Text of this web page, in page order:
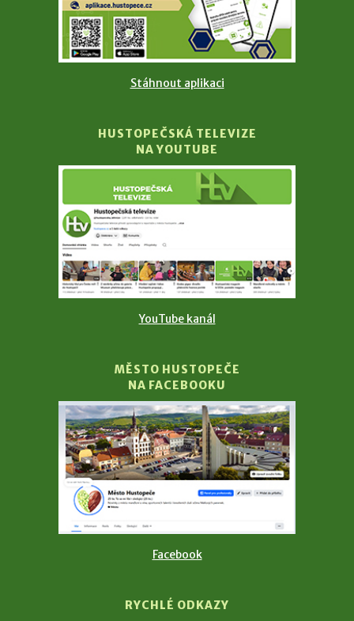
Stáhnout aplikaci
HUSTOPEČSKÁ TELEVIZE
NA YOUTUBE
YouTube kanál
MĚSTO HUSTOPEČE
NA FACEBOOKU
Facebook
RYCHLÉ ODKAZY